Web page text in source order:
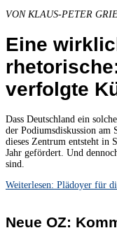
VON KLAUS-PETER
Eine
verfolgte
Dass Deutschland ein
der Podiumsdiskussion am
dieses Zentrum entsteht in
Jahr gefördert. Und
sind.
Weiterlesen: Plädoyer für
Neue OZ: